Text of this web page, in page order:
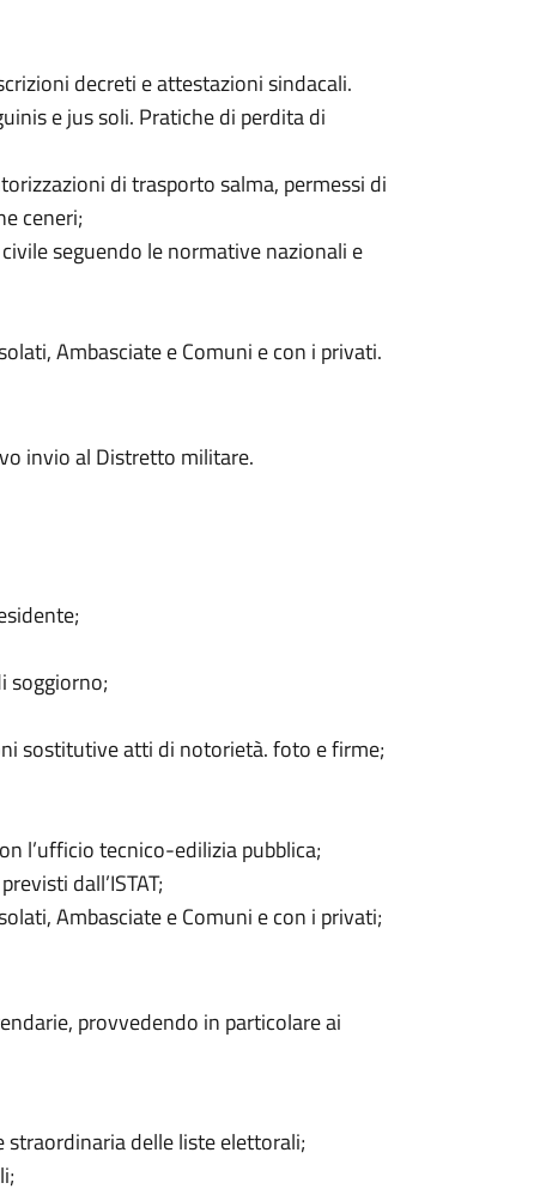
decreti e attestazioni sindacali.
e jus soli. Pratiche di perdita di
di trasporto salma, permessi di
ceneri;
seguendo le normative nazionali e
Ambasciate e Comuni e con i privati.
invio al Distretto militare.
soggiorno;
sostitutive atti di notorietà. foto e firme;
l’ufficio tecnico-edilizia pubblica;
dall’ISTAT;
Ambasciate e Comuni e con i privati;
provvedendo in particolare ai
delle liste elettorali;